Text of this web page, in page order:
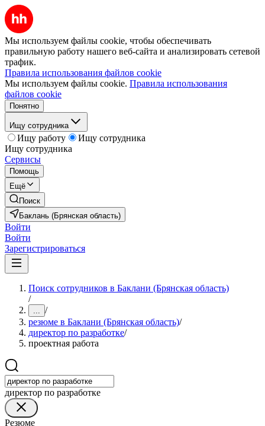
Мы используем файлы cookie, чтобы обеспечивать
правильную работу нашего веб-сайта и анализировать сетевой
трафик.
Правила использования файлов cookie
Мы используем файлы cookie. Правила использования
файлов cookie
Понятно
Ищу сотрудника
Ищу работу
Ищу сотрудника
Ищу сотрудника
Сервисы
Помощь
Ещё
Поиск
Баклань (Брянская область)
Войти
Войти
Зарегистрироваться
Поиск сотрудников в Баклани (Брянская область)
/
... /
резюме в Баклани (Брянская область)/
директор по разработке/
проектная работа
директор по разработке
Резюме